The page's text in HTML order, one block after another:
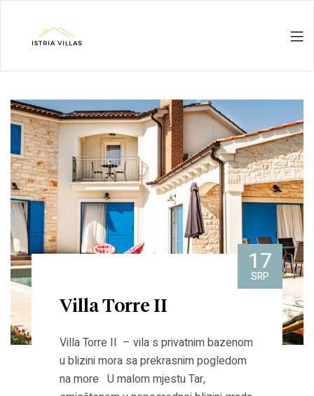
Villas
for
rent
&
for
sale
17
SRP
Villa Torre II
Villa Torre II – vila s privatnim bazenom
u blizini mora sa prekrasnim pogledom
na more U malom mjestu Tar,